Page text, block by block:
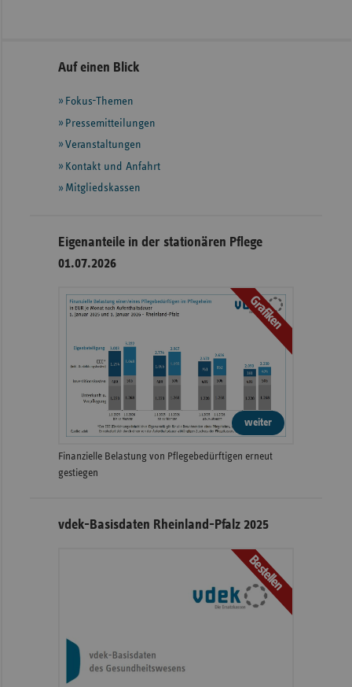
Seitennavigation
Seitenleiste
weiteren
Informationen
Auf einen Blick
Fokus-Themen
Pressemitteilungen
Veranstaltungen
Kontakt und Anfahrt
Mitgliedskassen
Eigenanteile in der stationären Pflege
01.07.2026
Grafiken
weiter
Finanzielle Belastung von Pflegebedürftigen erneut
gestiegen
vdek-Basisdaten Rheinland-Pfalz 2025
Bestellen